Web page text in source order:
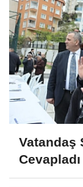
Vatandaş
Cevapladı